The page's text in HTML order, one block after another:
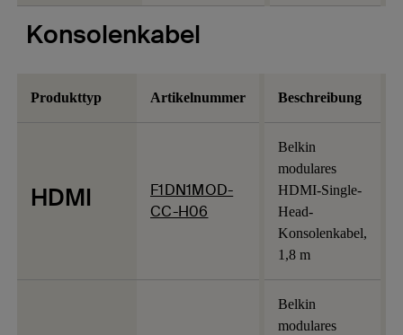
Konsolenkabel
Produkttyp Artikelnummer Beschreibung
HDMI
F1DN1MOD-
CC-H06
Belkin
modulares
HDMI-Single-
Head-
Konsolenkabel,
1,8 m
Belkin
modulares